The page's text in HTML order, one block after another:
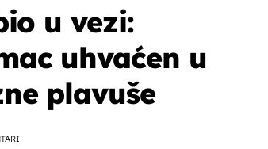
u vezi:
uhvaćen u
plavuše